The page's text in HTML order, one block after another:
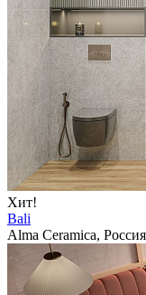
Хит!
Bali
Alma Ceramica, Россия